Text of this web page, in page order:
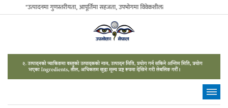
"उत्पादनमा गुणस्तरीयता, आपूर्तिमा सहजता, उपभोगमा विवेकशीलता" - The Sustainable Consumer.